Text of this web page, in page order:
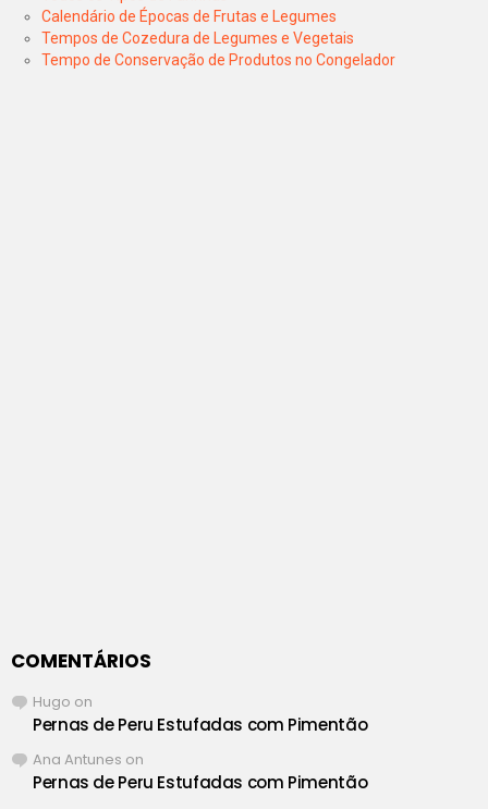
Calendário de Épocas de Frutas e Legumes
Tempos de Cozedura de Legumes e Vegetais
Tempo de Conservação de Produtos no Congelador
COMENTÁRIOS
Hugo on
Pernas de Peru Estufadas com Pimentão
Ana Antunes on
Pernas de Peru Estufadas com Pimentão